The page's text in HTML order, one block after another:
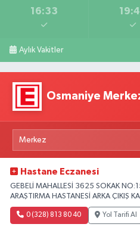
16:33
Aylık Vakitler
Osmaniye
Hastane Eczanesi
GEBELİ MAHALLESİ 3625 SOKAK
ARAŞTIRMA HASTANESİ ARKA ÇIKIŞ
0 (328) 813 80 40 Yol Tarifi Al